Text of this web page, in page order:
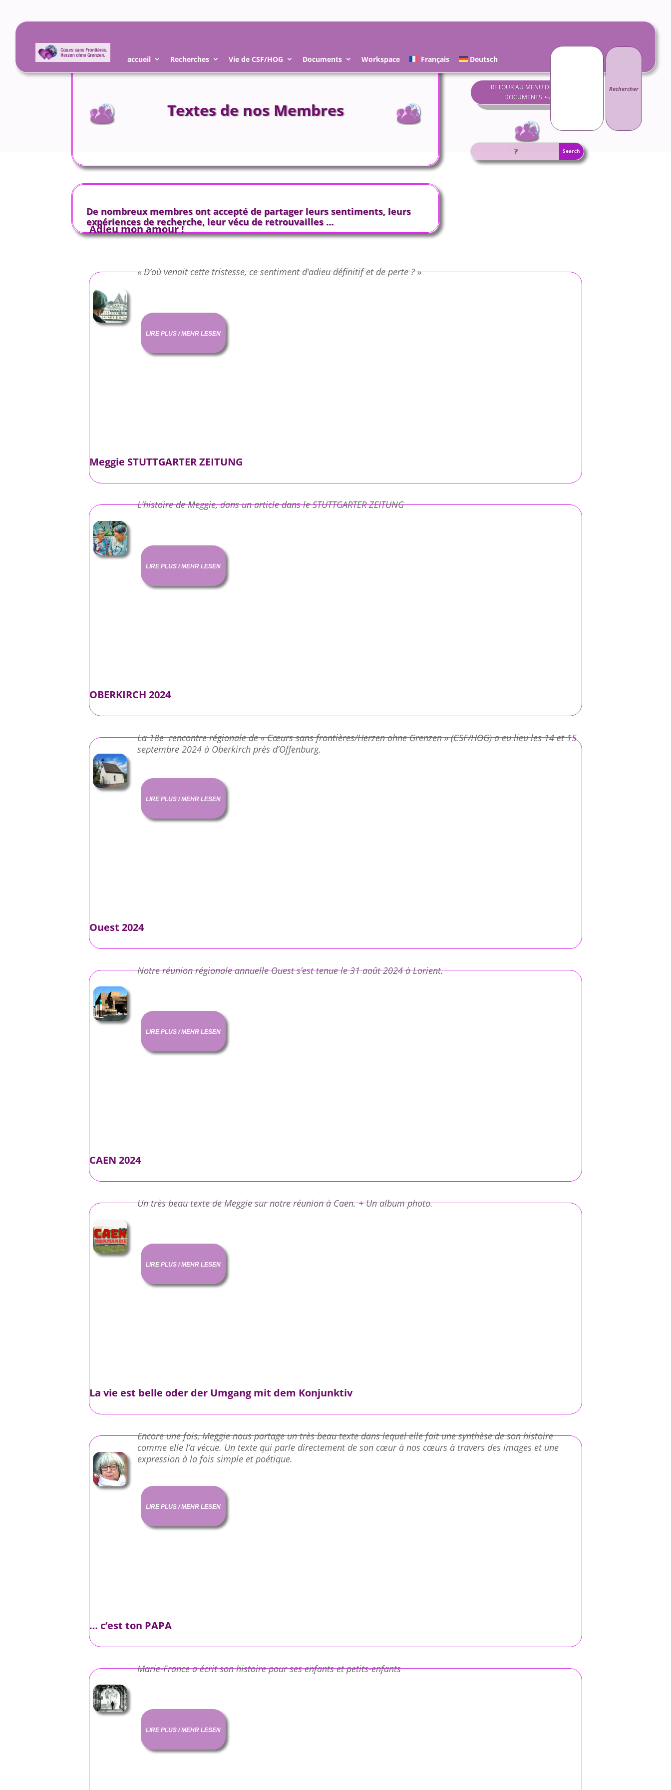
accueil Recherches Vie de CSF/HOG Documents Workspace Français Deutsch
Rechercher :
Textes de nos Membres
De nombreux membres ont accepté de partager leurs sentiments, leurs
expériences de recherche, leur vécu de retrouvailles …
RETOUR AU MENU DES
DOCUMENTS
Adieu mon amour !
« D’où venait cette tristesse, ce sentiment d’adieu définitif et de perte ? »
LIRE PLUS / MEHR LESEN
Meggie STUTTGARTER ZEITUNG
L’histoire de Meggie, dans un article dans le STUTTGARTER ZEITUNG
LIRE PLUS / MEHR LESEN
OBERKIRCH 2024
La 18e rencontre régionale de « Cœurs sans frontières/Herzen ohne Grenzen » (CSF/HOG) a eu lieu les 14 et 15
septembre 2024 à Oberkirch près d’Offenburg.
LIRE PLUS / MEHR LESEN
Ouest 2024
Notre réunion régionale annuelle Ouest s’est tenue le 31 août 2024 à Lorient.
LIRE PLUS / MEHR LESEN
CAEN 2024
Un très beau texte de Meggie sur notre réunion à Caen. + Un album photo.
LIRE PLUS / MEHR LESEN
La vie est belle oder der Umgang mit dem Konjunktiv
Encore une fois, Meggie nous partage un très beau texte dans lequel elle fait une synthèse de son histoire
comme elle l’a vécue. Un texte qui parle directement de son cœur à nos cœurs à travers des images et une
expression à la fois simple et poétique.
LIRE PLUS / MEHR LESEN
… c’est ton PAPA
Marie-France a écrit son histoire pour ses enfants et petits-enfants
LIRE PLUS / MEHR LESEN